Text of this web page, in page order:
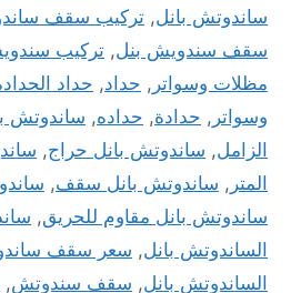
ساندوتش بانل, تركيب سقف
سقف سندويش بنل, تركيب
مظلات وسواتر , حداد, حداد
وسواتر , حدادة, حداده, ساندوتش
الزامل, ساندوتش بانل حراج,
المتر , ساندوتش بانل سقف,
ساندوتش بانل مقاوم للحريق,
الساندوتش بانل, سعر سقف
الساندوتش بانل, سقف سندوتش,